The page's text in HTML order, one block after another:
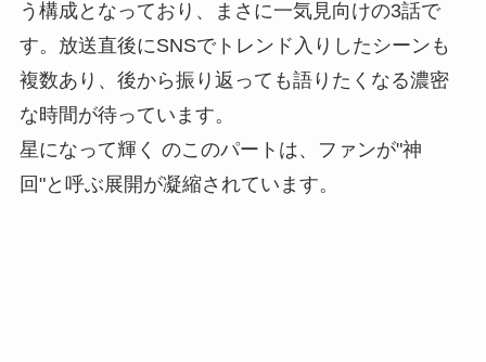
う構成となっており、まさに一気見向けの3話で
す。放送直後にSNSでトレンド入りしたシーンも
複数あり、後から振り返っても語りたくなる濃密
な時間が待っています。
星になって輝く のこのパートは、ファンが"神
回"と呼ぶ展開が凝縮されています。